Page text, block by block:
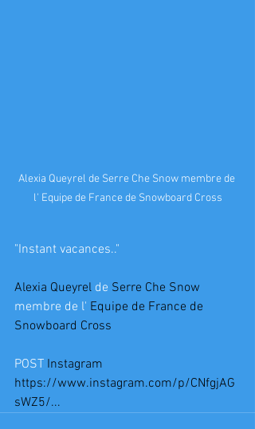
Alexia Queyrel de Serre Che Snow membre de
l' Equipe de France de Snowboard Cross
"Instant vacances.."
Alexia Queyrel de Serre Che Snow
membre de l' Equipe de France de
Snowboard Cross
POST Instagram
https://www.instagram.com/p/CNfgjAG
sWZ5/...